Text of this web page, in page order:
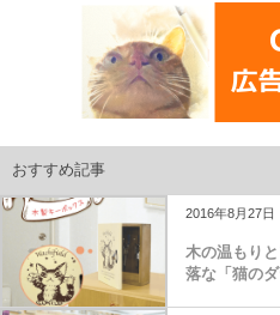
おすすめ記事
2016年8月27日
木の温もり
落な「猫の